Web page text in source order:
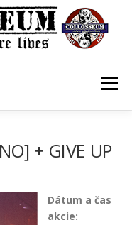
Menu
GALÉRIA
+ GIVE UP
Dátum a čas
akcie: